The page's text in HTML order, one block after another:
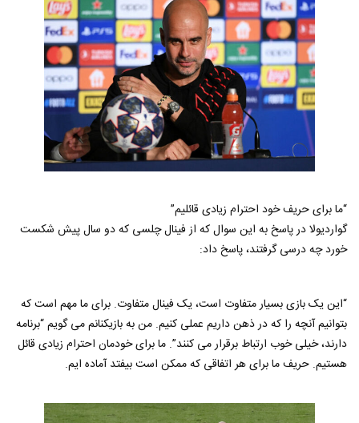
“ما برای حریف خود احترام زیادی قائلیم”
گواردیولا در پاسخ به این سوال که از فینال چلسی که دو سال پیش شکست
خورد چه درسی گرفتند، پاسخ داد:
“این یک بازی بسیار متفاوت است، یک فینال متفاوت. برای ما مهم است که
بتوانیم آنچه را که در ذهن داریم عملی کنیم. من به بازیکنانم می گویم “برنامه
دارند، خیلی خوب ارتباط برقرار می کنند”. ما برای خودمان احترام زیادی قائل
هستیم. حریف ما برای هر اتفاقی که ممکن است بیفتد آماده ایم.